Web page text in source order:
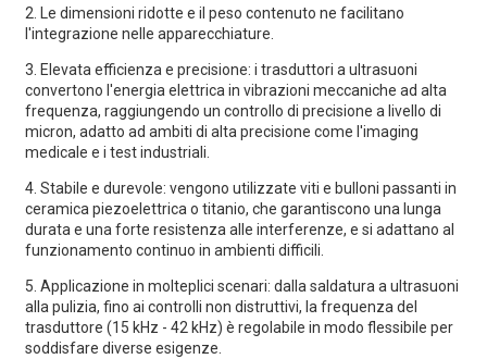
2. Le dimensioni ridotte e il peso contenuto ne facilitano
l'integrazione nelle apparecchiature.
3. Elevata efficienza e precisione: i trasduttori a ultrasuoni
convertono l'energia elettrica in vibrazioni meccaniche ad alta
frequenza, raggiungendo un controllo di precisione a livello di
micron, adatto ad ambiti di alta precisione come l'imaging
medicale e i test industriali.
4. Stabile e durevole: vengono utilizzate viti e bulloni passanti in
ceramica piezoelettrica o titanio, che garantiscono una lunga
durata e una forte resistenza alle interferenze, e si adattano al
funzionamento continuo in ambienti difficili.
5. Applicazione in molteplici scenari: dalla saldatura a ultrasuoni
alla pulizia, fino ai controlli non distruttivi, la frequenza del
trasduttore (15 kHz - 42 kHz) è regolabile in modo flessibile per
soddisfare diverse esigenze.